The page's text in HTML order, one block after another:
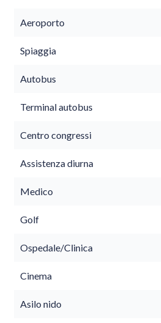
Aeroporto
Spiaggia
Autobus
Terminal autobus
Centro congressi
Assistenza diurna
Medico
Golf
Ospedale/Clinica
Cinema
Asilo nido